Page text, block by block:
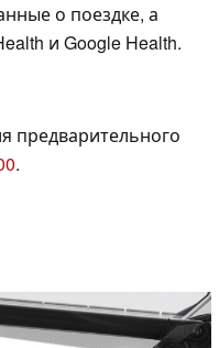
о поездке, а
и Google Health.
предварительного
.